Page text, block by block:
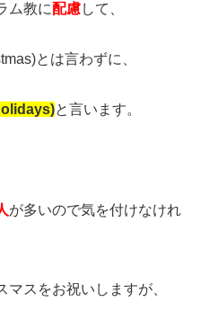
ム教に配慮して、
とは言わずに、
と言います。
が多いので気を付けなけれ
スをお祝いしますが、